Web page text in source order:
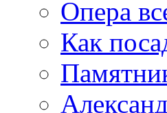
Опера
Как